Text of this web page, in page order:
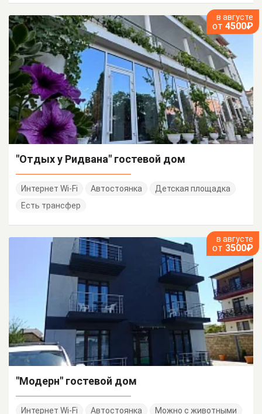
в августе
от 4500₽
"Отдых у Ридвана" гостевой дом
Интернет Wi-Fi Автостоянка
Детская площадка
Есть трансфер
в августе
от 3500₽
"Модерн" гостевой дом
Интернет Wi-Fi Автостоянка Можно с животными